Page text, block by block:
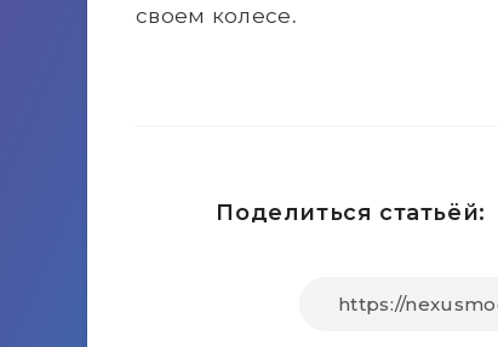
своем колесе.
Поделиться статьёй: